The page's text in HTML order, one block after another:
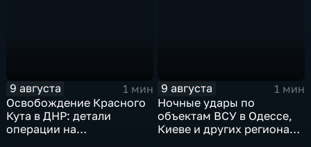
9 августа
1 мин
Освобождение Красного
Кута в ДНР: детали
операции на
9 августа
1 мин
Ночные удары по
объектам ВСУ в Одессе,
Киеве и других регионах